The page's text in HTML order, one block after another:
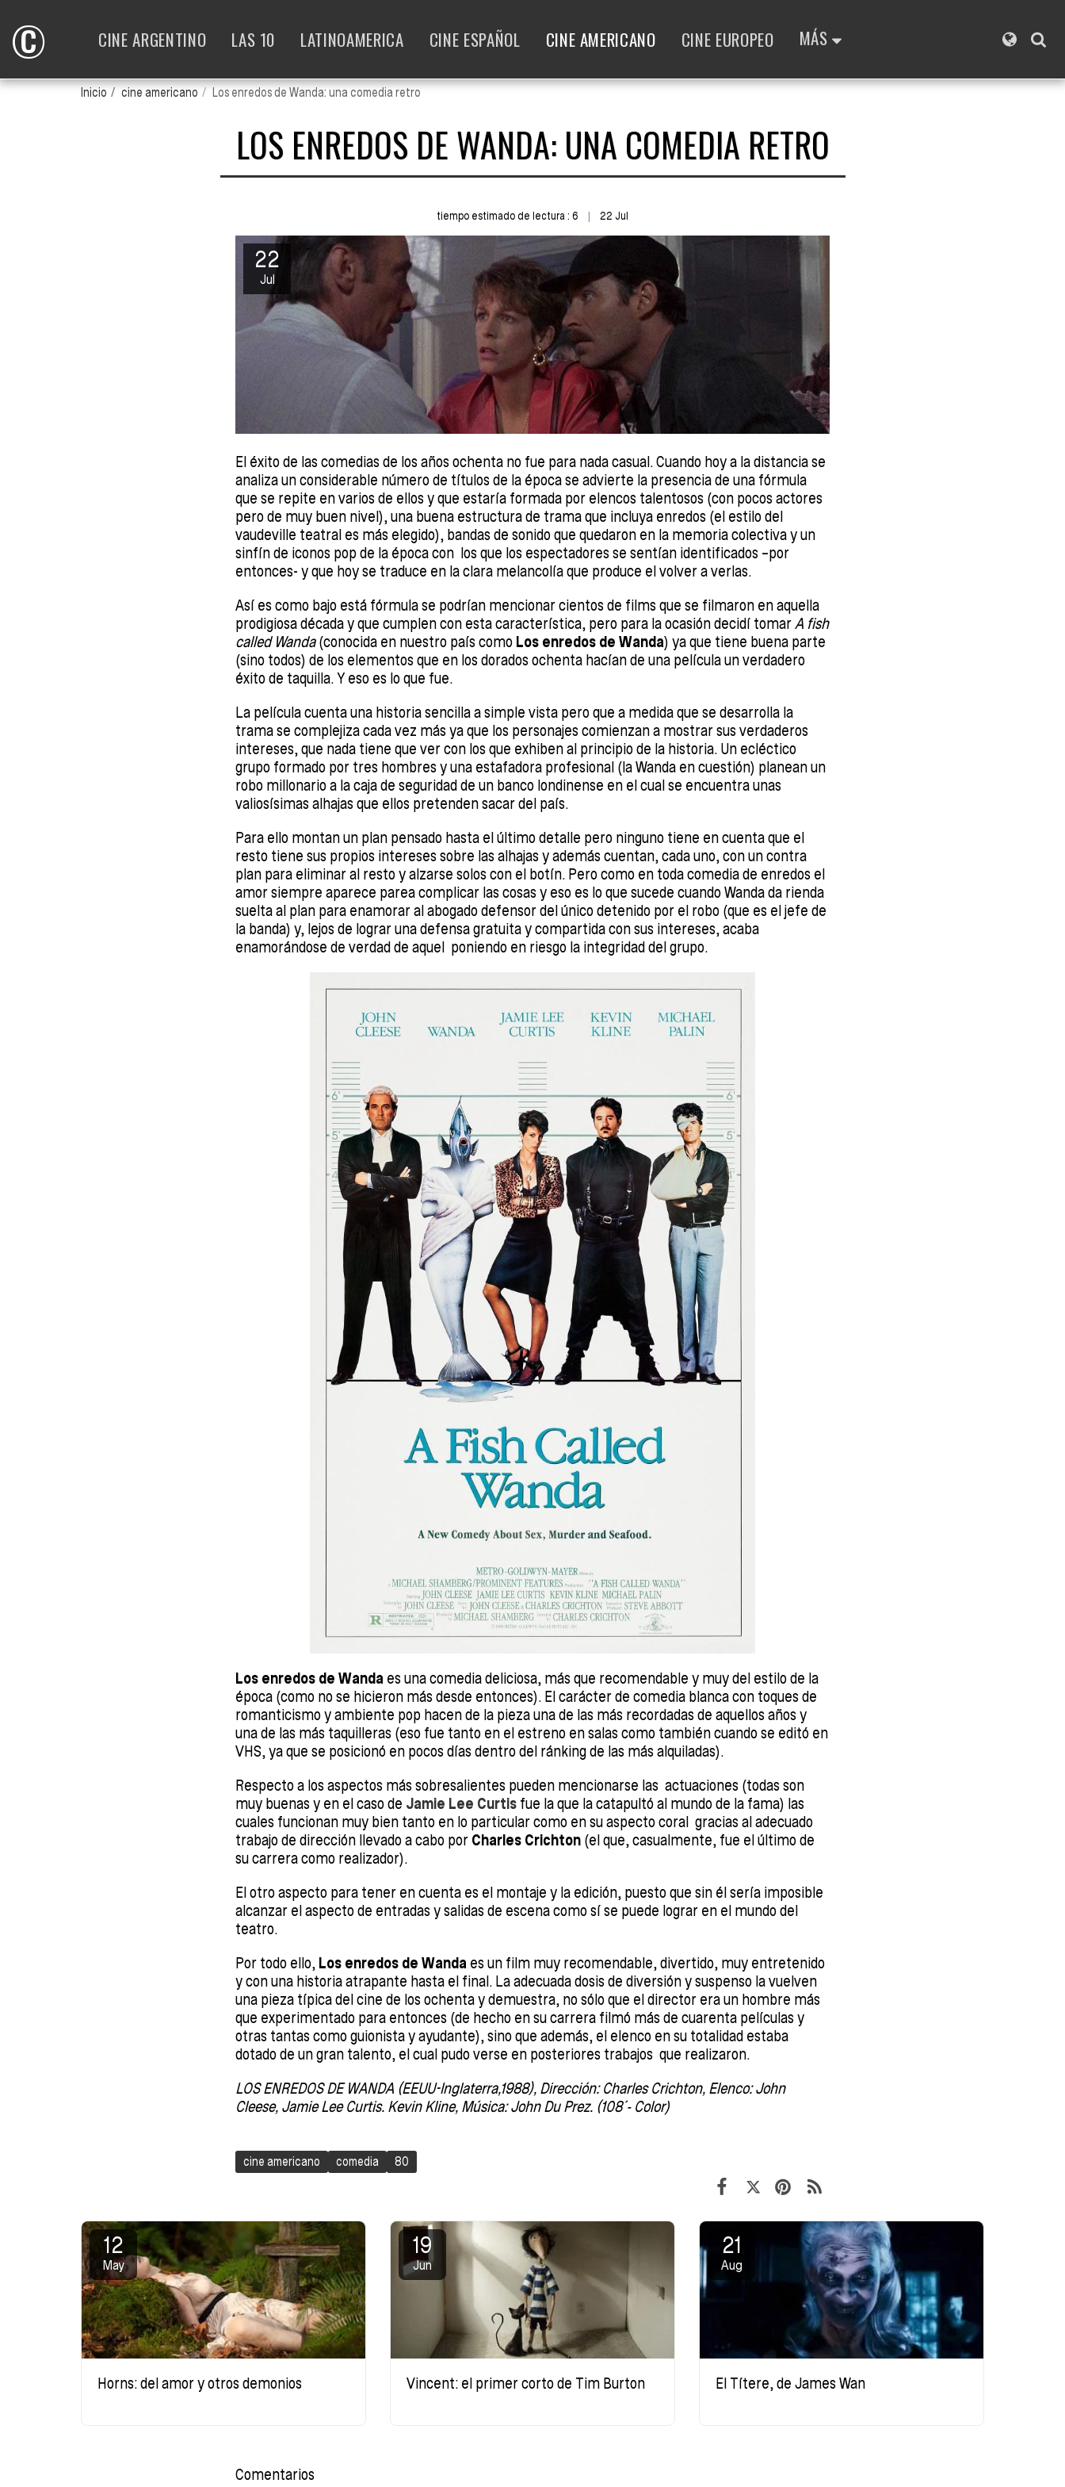
© CINE ARGENTINO LAS 10 LATINOAMERICA CINE ESPAÑOL CINE AMERICANO CINE EUROPEO MÁS
Inicio cine americano Los enredos de Wanda: una comedia retro
LOS ENREDOS DE WANDA: UNA COMEDIA RETRO
tiempo estimado de lectura : 6 22 Jul
22
Jul
El éxito de las comedias de los años ochenta no fue para nada casual. Cuando hoy a la distancia se
analiza un considerable número de títulos de la época se advierte la presencia de una fórmula
que se repite en varios de ellos y que estaría formada por elencos talentosos (con pocos actores
pero de muy buen nivel), una buena estructura de trama que incluya enredos (el estilo del
vaudeville teatral es más elegido), bandas de sonido que quedaron en la memoria colectiva y un
sinfín de iconos pop de la época con los que los espectadores se sentían identificados –por
entonces- y que hoy se traduce en la clara melancolía que produce el volver a verlas.
Así es como bajo está fórmula se podrían mencionar cientos de films que se filmaron en aquella
prodigiosa década y que cumplen con esta característica, pero para la ocasión decidí tomarA fish
called Wanda(conocida en nuestro país como Los enredos de Wanda) ya que tiene buena parte
(sino todos) de los elementos que en los dorados ochenta hacían de una película un verdadero
éxito de taquilla. Y eso es lo que fue.
La película cuenta una historia sencilla a simple vista pero que a medida que se desarrolla la
trama se complejiza cada vez más ya que los personajes comienzan a mostrar sus verdaderos
intereses, que nada tiene que ver con los que exhiben al principio de la historia. Un ecléctico
grupo formado por tres hombres y una estafadora profesional (la Wanda en cuestión) planean un
robo millonario a la caja de seguridad de un banco londinense en el cual se encuentra unas
valiosísimas alhajas que ellos pretenden sacar del país.
Para ello montan un plan pensado hasta el último detalle pero ninguno tiene en cuenta que el
resto tiene sus propios intereses sobre las alhajas y además cuentan, cada uno, con un contra
plan para eliminar al resto y alzarse solos con el botín. Pero como en toda comedia de enredos el
amor siempre aparece parea complicar las cosas y eso es lo que sucede cuando Wanda da rienda
suelta al plan para enamorar al abogado defensor del único detenido por el robo (que es el jefe de
la banda) y, lejos de lograr una defensa gratuita y compartida con sus intereses, acaba
enamorándose de verdad de aquel poniendo en riesgo la integridad del grupo.
Los enredos de Wanda es una comedia deliciosa, más que recomendable y muy del estilo de la
época (como no se hicieron más desde entonces). El carácter de comedia blanca con toques de
romanticismo y ambiente pop hacen de la pieza una de las más recordadas de aquellos años y
una de las más taquilleras (eso fue tanto en el estreno en salas como también cuando se editó en
VHS, ya que se posicionó en pocos días dentro del ránking de las más alquiladas).
Respecto a los aspectos más sobresalientes pueden mencionarse las actuaciones (todas son
muy buenas y en el caso de Jamie Lee Curtis fue la que la catapultó al mundo de la fama) las
cuales funcionan muy bien tanto en lo particular como en su aspecto coral gracias al adecuado
trabajo de dirección llevado a cabo por Charles Crichton (el que, casualmente, fue el último de
su carrera como realizador).
El otro aspecto para tener en cuenta es el montaje y la edición, puesto que sin él sería imposible
alcanzar el aspecto de entradas y salidas de escena como sí se puede lograr en el mundo del
teatro.
Por todo ello, Los enredos de Wanda es un film muy recomendable, divertido, muy entretenido
y con una historia atrapante hasta el final. La adecuada dosis de diversión y suspenso la vuelven
una pieza típica del cine de los ochenta y demuestra, no sólo que el director era un hombre más
que experimentado para entonces (de hecho en su carrera filmó más de cuarenta películas y
otras tantas como guionista y ayudante), sino que además, el elenco en su totalidad estaba
dotado de un gran talento, el cual pudo verse en posteriores trabajos que realizaron.
LOS ENREDOS DE WANDA (EEUU-Inglaterra,1988), Dirección: Charles Crichton, Elenco: John
Cleese, Jamie Lee Curtis. Kevin Kline, Música: John Du Prez. (108´- Color)
cine americano comedia 80
12
May
Horns: del amor y otros demonios
19
Jun
Vincent: el primer corto de Tim Burton
21
Aug
El Títere, de James Wan
Comentarios